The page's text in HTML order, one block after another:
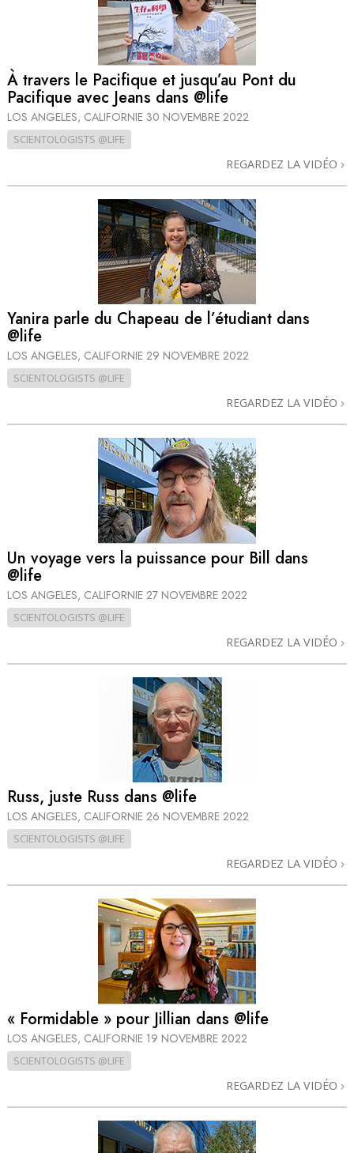
À travers le Pacifique et jusqu’au Pont du
Pacifique avec Jeans dans @life
LOS ANGELES, CALIFORNIE 30 NOVEMBRE 2022
SCIENTOLOGISTS @LIFE
REGARDEZ LA VIDÉO
Yanira parle du Chapeau de l’étudiant dans
@life
LOS ANGELES, CALIFORNIE 29 NOVEMBRE 2022
SCIENTOLOGISTS @LIFE
REGARDEZ LA VIDÉO
Un voyage vers la puissance pour Bill dans
@life
LOS ANGELES, CALIFORNIE 27 NOVEMBRE 2022
SCIENTOLOGISTS @LIFE
REGARDEZ LA VIDÉO
Russ, juste Russ dans @life
LOS ANGELES, CALIFORNIE 26 NOVEMBRE 2022
SCIENTOLOGISTS @LIFE
REGARDEZ LA VIDÉO
« Formidable » pour Jillian dans @life
LOS ANGELES, CALIFORNIE 19 NOVEMBRE 2022
SCIENTOLOGISTS @LIFE
REGARDEZ LA VIDÉO